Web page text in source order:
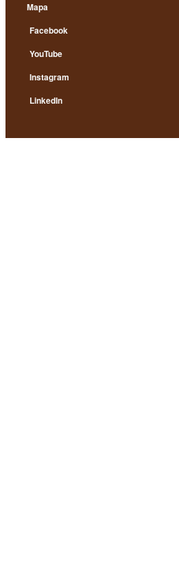
Mapa
Facebook
YouTube
Instagram
LinkedIn